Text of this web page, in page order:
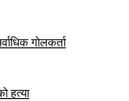
गोलकर्ता
हत्या